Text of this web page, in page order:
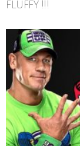
FLUFFY !!!